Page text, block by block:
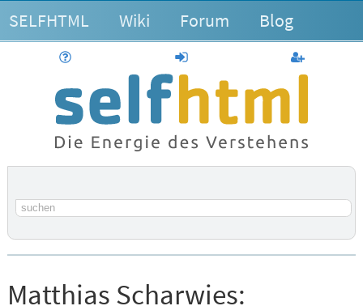
SELFHTML Wiki Forum Blog
anmelden
Suchbegriff
Matthias Scharwies: